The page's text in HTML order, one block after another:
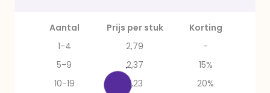
Aantal Prijs per stuk
Korting
1-4
2,79
-
5-9
2,37
15%
10-19
2,23
20%